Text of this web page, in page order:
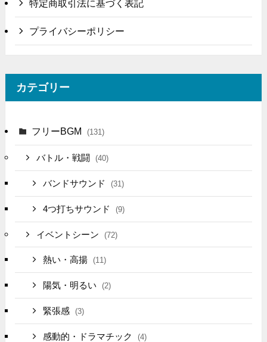
特定商取引法に基づく表記
プライバシーポリシー
カテゴリー
フリーBGM (131)
バトル・戦闘 (40)
バンドサウンド (31)
4つ打ちサウンド (9)
イベントシーン (72)
熱い・高揚 (11)
陽気・明るい (2)
緊張感 (3)
感動的・ドラマチック (4)